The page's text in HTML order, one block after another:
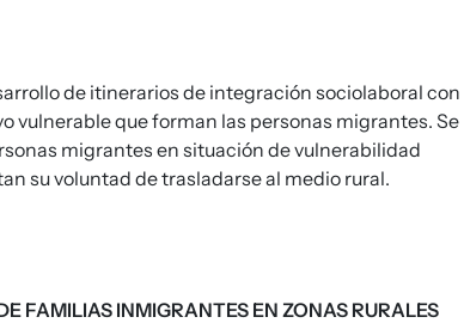
de itinerarios de integración sociolaboral con
que forman las personas migrantes. Se
migrantes en situación de vulnerabilidad
su voluntad de trasladarse al medio rural.
FAMILIAS INMIGRANTES EN ZONAS RURALES